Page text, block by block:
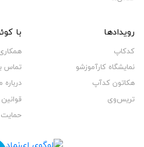
رویدادها
کدکاپ
نمایشگاه کارآموزشو
هکاتون کدآپ
تریس‌وی
با
تماس
درباره
حمایت